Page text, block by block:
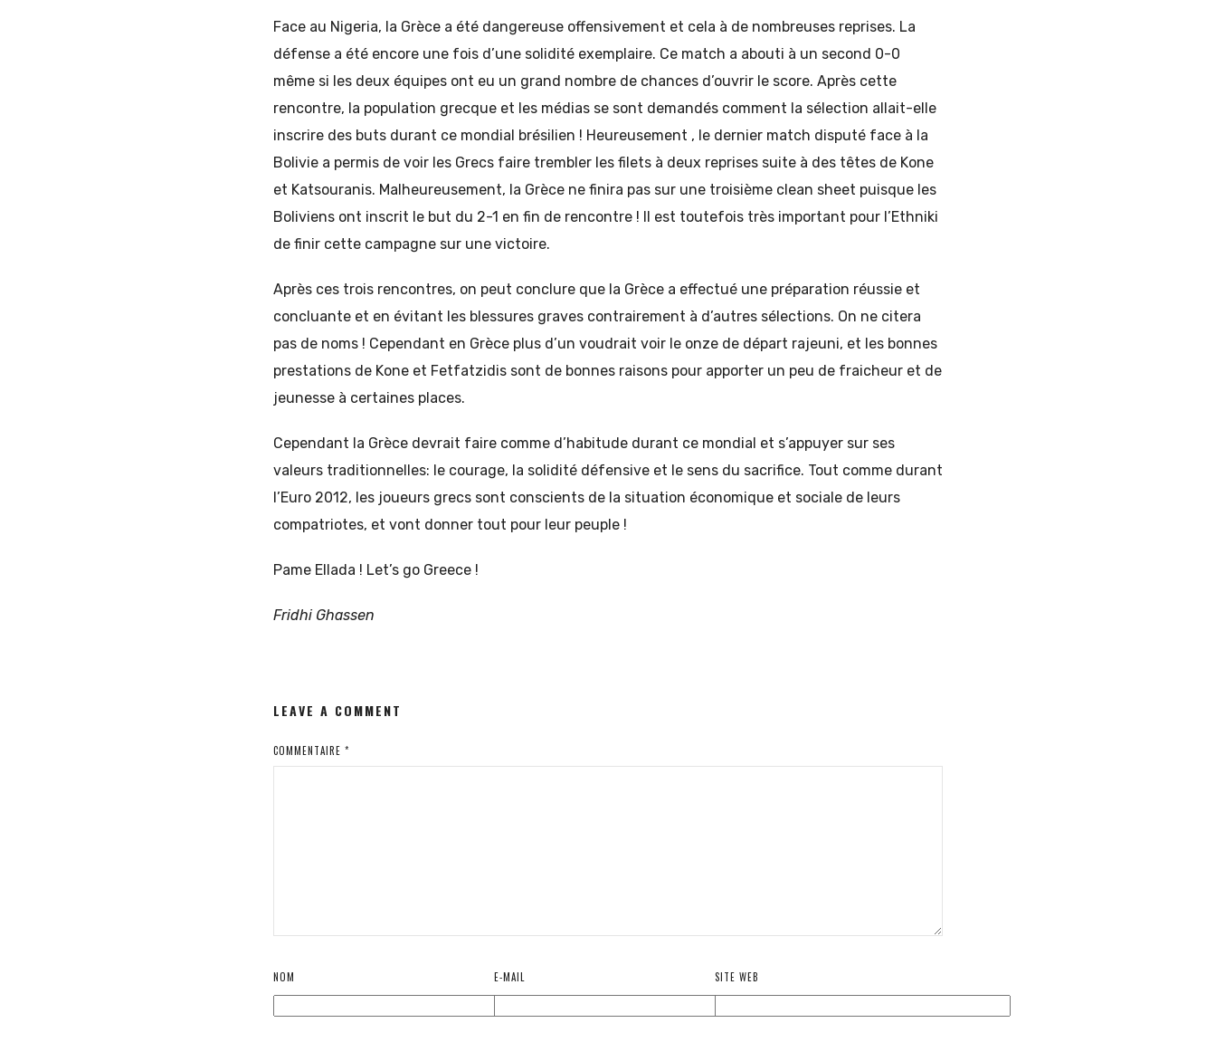
Face au Nigeria, la Grèce a été dangereuse offensivement et cela à de nombreuses reprises. La
défense a été encore une fois d’une solidité exemplaire. Ce match a abouti à un second 0-0
même si les deux équipes ont eu un grand nombre de chances d’ouvrir le score. Après cette
rencontre, la population grecque et les médias se sont demandés comment la sélection allait-elle
inscrire des buts durant ce mondial brésilien ! Heureusement , le dernier match disputé face à la
Bolivie a permis de voir les Grecs faire trembler les filets à deux reprises suite à des têtes de Kone
et Katsouranis. Malheureusement, la Grèce ne finira pas sur une troisième clean sheet puisque les
Boliviens ont inscrit le but du 2-1 en fin de rencontre ! Il est toutefois très important pour l’Ethniki
de finir cette campagne sur une victoire.
Après ces trois rencontres, on peut conclure que la Grèce a effectué une préparation réussie et
concluante et en évitant les blessures graves contrairement à d’autres sélections. On ne citera
pas de noms ! Cependant en Grèce plus d’un voudrait voir le onze de départ rajeuni, et les bonnes
prestations de Kone et Fetfatzidis sont de bonnes raisons pour apporter un peu de fraicheur et de
jeunesse à certaines places.
Cependant la Grèce devrait faire comme d’habitude durant ce mondial et s’appuyer sur ses
valeurs traditionnelles: le courage, la solidité défensive et le sens du sacrifice. Tout comme durant
l’Euro 2012, les joueurs grecs sont conscients de la situation économique et sociale de leurs
compatriotes, et vont donner tout pour leur peuple !
Pame Ellada ! Let’s go Greece !
Fridhi Ghassen
LEAVE A COMMENT
COMMENTAIRE *
NOM E-MAIL SITE WEB